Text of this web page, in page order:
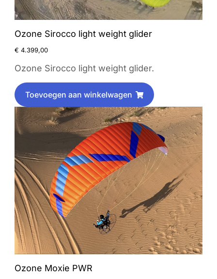
Ozone Sirocco light weight glider
€ 4.399,00
Ozone Sirocco light weight glider.
Toevoegen aan winkelwagen
Ozone Moxie PWR